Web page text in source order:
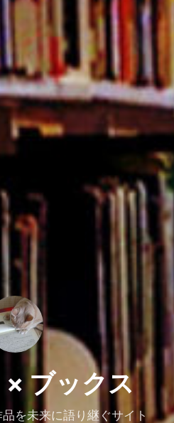
ブックス
を未来に語り継ぐサイト